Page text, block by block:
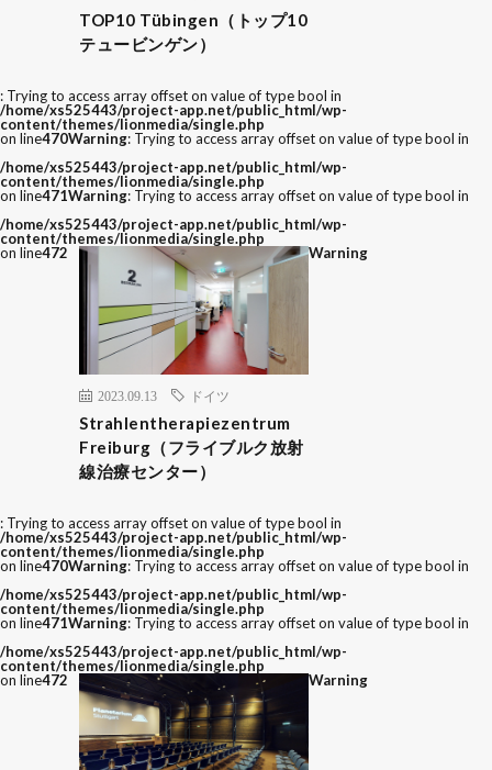
TOP10 Tübingen（トップ10
テュービンゲン）
: Trying to access array offset on value of type bool in
/home/xs525443/project-app.net/public_html/wp-
content/themes/lionmedia/single.php
on line470Warning: Trying to access array offset on value of type bool in
/home/xs525443/project-app.net/public_html/wp-
content/themes/lionmedia/single.php
on line471Warning: Trying to access array offset on value of type bool in
/home/xs525443/project-app.net/public_html/wp-
content/themes/lionmedia/single.php
on line472
2023.09.13 ドイツ
Strahlentherapiezentrum
Freiburg（フライブルク放射
線治療センター）
Warning
: Trying to access array offset on value of type bool in
/home/xs525443/project-app.net/public_html/wp-
content/themes/lionmedia/single.php
on line470Warning: Trying to access array offset on value of type bool in
/home/xs525443/project-app.net/public_html/wp-
content/themes/lionmedia/single.php
on line471Warning: Trying to access array offset on value of type bool in
/home/xs525443/project-app.net/public_html/wp-
content/themes/lionmedia/single.php
on line472 Warning